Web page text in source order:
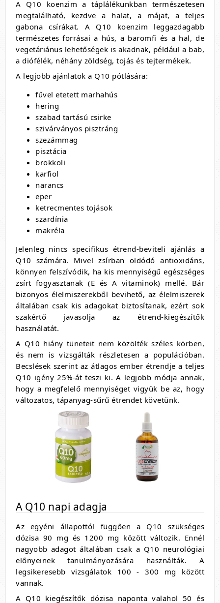
A Q10 koenzim a táplálékunkban természetesen
megtalálható, kezdve a halat, a májat, a teljes
gabona csírákat. A Q10 koenzim leggazdagabb
természetes forrásai a hús, a baromfi és a hal, de
vegetáriánus lehetőségek is akadnak, például a bab,
a diófélék, néhány zöldség, tojás és tejtermékek.
A legjobb ajánlatok a Q10 pótlására:
fűvel etetett marhahús
hering
szabad tartású csirke
szivárványos pisztráng
szezámmag
pisztácia
brokkoli
karfiol
narancs
eper
ketrecmentes tojások
szardínia
makréla
Jelenleg nincs specifikus étrend-beviteli ajánlás a
Q10 számára. Mivel zsírban oldódó antioxidáns,
könnyen felszívódik, ha kis mennyiségű egészséges
zsírt fogyasztanak (E és A vitaminok) mellé. Bár
bizonyos élelmiszerekből bevihető, az élelmiszerek
általában csak kis adagokat biztosítanak, ezért sok
szakértő javasolja az étrend-kiegészítők
használatát.
A Q10 hiány tüneteit nem közölték széles körben,
és nem is vizsgálták részletesen a populációban.
Becslések szerint az átlagos ember étrendje a teljes
Q10 igény 25%-át teszi ki. A legjobb módja annak,
hogy a megfelelő mennyiséget vigyük be az, hogy
változatos, tápanyag-sűrű étrendet követünk.
A Q10 napi adagja
Az egyéni állapottól függően a Q10 szükséges
dózisa 90 mg és 1200 mg között változik. Ennél
nagyobb adagot általában csak a Q10 neurológiai
előnyeinek tanulmányozására használták. A
legsikeresebb vizsgálatok 100 - 300 mg között
vannak.
A Q10 kiegészítők dózisa naponta valahol 50 és